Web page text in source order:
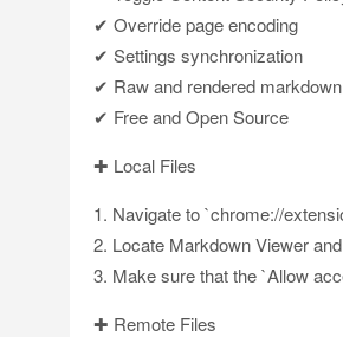
✔ Override page encoding
✔ Settings synchronization
✔ Raw and rendered
✔ Free and Open Source
✚ Local Files
1. Navigate to `chrome://
2. Locate Markdown Viewer
3. Make sure that the `Allow
✚ Remote Files